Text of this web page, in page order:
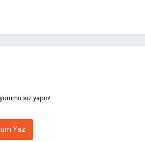
siz yapın!
Yaz